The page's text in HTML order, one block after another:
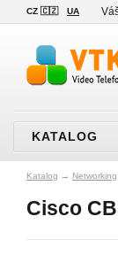
CZ 🇨🇿 UA
KATALOG
Katalog → Networking
Cisco